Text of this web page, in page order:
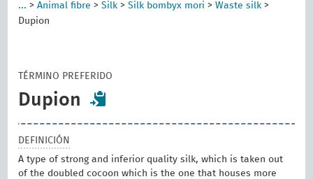
... >Animal fibre >Silk >Silk bombyx mori >Waste silk >
Dupion
TÉRMINO PREFERIDO
Dupion
DEFINICIÓN
A type of strong and inferior quality silk, which is taken out
of the doubled cocoon which is the one that houses more